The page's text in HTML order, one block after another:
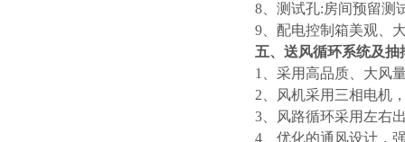
8、 测试孔:房间预留测
9、 配电控制箱美观、
五、送风循环系统及抽
1、 采用高品质 、大风
2、
风机采用三相电机
3、
风路循环采用左右
4、 优化的通风设计，